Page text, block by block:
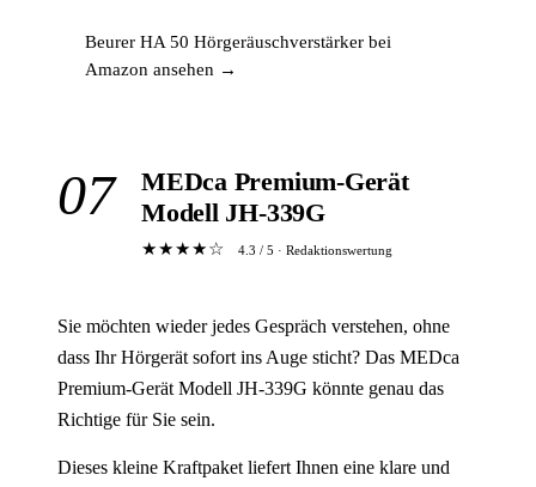
Beurer HA 50 Hörgeräuschverstärker bei
Amazon ansehen →
07
MEDca Premium-Gerät
Modell JH-339G
★★★★☆ 4.3 / 5 · Redaktionswertung
Sie möchten wieder jedes Gespräch verstehen, ohne
dass Ihr Hörgerät sofort ins Auge sticht? Das MEDca
Premium-Gerät Modell JH-339G könnte genau das
Richtige für Sie sein.
Dieses kleine Kraftpaket liefert Ihnen eine klare und